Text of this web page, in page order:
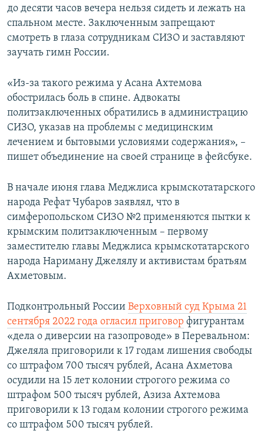
ELIFBE
УКРАИНСКАЯ ПРОБЛЕМА КРЫМА
Все сайты RFE/RL
до десяти часов вечера нельзя сидеть и лежать на
спальном месте. Заключенным запрещают
смотреть в глаза сотрудникам СИЗО и заставляют
заучать гимн России.
«Из-за такого режима у Асана Ахтемова
обострилась боль в спине. Адвокаты
политзаключенных обратились в администрацию
СИЗО, указав на проблемы с медицинским
лечением и бытовыми условиями содержания», –
пишет объединение на своей странице в фейсбуке.
В начале июня глава Меджлиса крымскотатарского
народа Рефат Чубаров заявлял, что в
симферопольском СИЗО №2 применяются пытки к
крымским политзаключенным – первому
заместителю главы Меджлиса крымскотатарского
народа Нариману Джелялу и активистам братьям
Ахметовым.
Подконтрольный России Верховный суд Крыма 21
сентября 2022 года огласил приговор фигурантам
«дела о диверсии на газопроводе» в Перевальном:
Джеляла приговорили к 17 годам лишения свободы
со штрафом 700 тысяч рублей, Асана Ахметова
осудили на 15 лет колонии строгого режима со
штрафом 500 тысяч рублей, Азиза Ахтемова
приговорили к 13 годам колонии строгого режима
со штрафом 500 тысяч рублей.